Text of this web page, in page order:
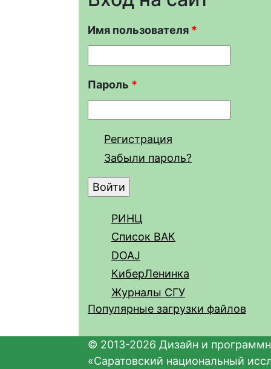
Имя пользователя *
Пароль *
Регистрация
Забыли пароль?
РИНЦ
Список ВАК
DOAJ
КиберЛенинка
Журналы СГУ
Популярные загрузки файлов
© 2013-2026 Дизайн и
«Саратовский национальный